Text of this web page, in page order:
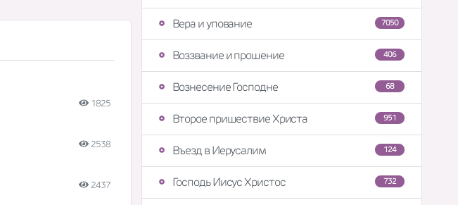
1825
2538
2437
7050
Вера и упование
406
Воззвание и прошение
68
Вознесение Господне
951
Второе пришествие Христа
124
Въезд в Иерусалим
732
Господь Иисус Христос